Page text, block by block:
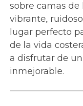
sobre camas de
vibrante,
lugar perfecto
de la vida
a disfrutar de
inmejorable.